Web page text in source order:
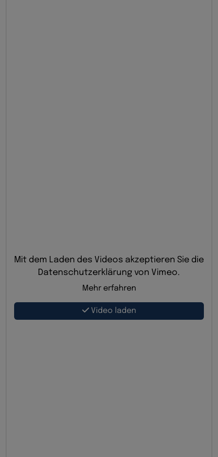
Mit dem Laden des Videos akzeptieren Sie die
Datenschutzerklärung von Vimeo.
Mehr erfahren
Video laden